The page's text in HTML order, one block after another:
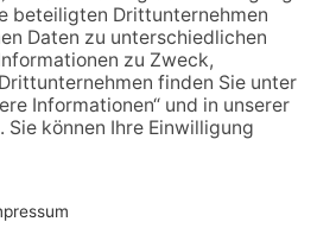
und Tölke begeistern
mit Werken von Walter